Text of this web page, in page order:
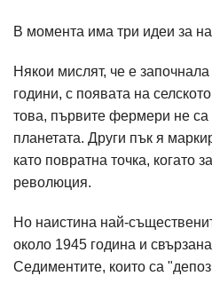
В момента има три идеи за
Някои мислят, че е
години, с появата на
това, първите фермери не
планетата. Други пък я
като повратна точка, когато
революция.
Но наистина най-
около 1945 година и
Седиментите, които са